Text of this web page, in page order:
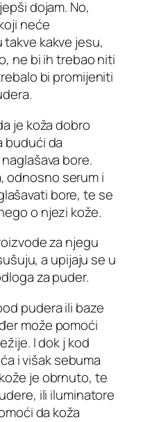
dojam. No,
neće
takve kakve jesu,
ne bi ih trebao niti
bi promijeniti
je koža dobro
budući da
bore.
odnosno serum i
bore, te se
o njezi kože.
za njegu
a upijaju se u
za puder.
pudera ili baze
može pomoći
I dok j kod
i višak sebuma
je obrnuto, te
ili iluminatore
da koža